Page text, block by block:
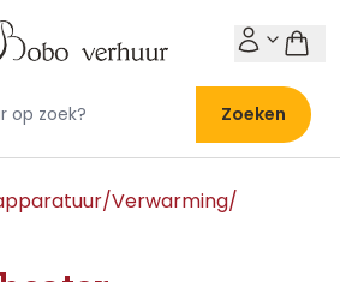
Zoeken
/Verwarming/